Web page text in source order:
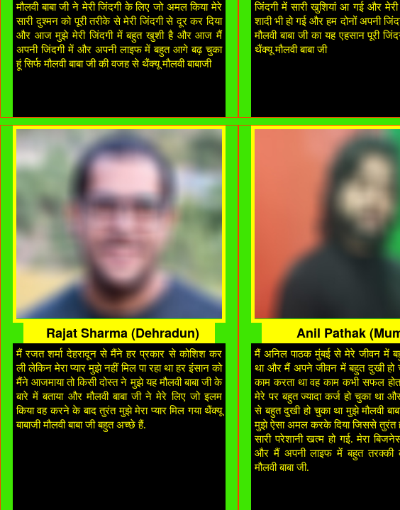
मौलवी बाबा जी ने मेरी जिंदगी के लिए जो अमल किया मेरे
सारी दुश्मन को पूरी तरीके से मेरी जिंदगी से दूर कर दिया
और आज मुझे मेरी जिंदगी में बहुत खुशी है और आज मैं
अपनी जिंदगी में और अपनी लाइफ में बहुत आगे बढ़ चुका
हूं सिर्फ मौलवी बाबा जी की वजह से थैंक्यू मौलवी बाबाजी
जिंदगी में सारी खुशियां आ गई और
शादी भी हो गई और हम दोनों अपनी
मौलवी बाबा जी का यह एहसान पूरी
थैंक्यू मौलवी बाबा जी
Rajat Sharma (Dehradun)
मैं रजत शर्मा देहरादून से मैंने हर प्रकार से कोशिश कर
ली लेकिन मेरा प्यार मुझे नहीं मिल पा रहा था हर इंसान को
मैंने आजमाया तो किसी दोस्त ने मुझे यह मौलवी बाबा जी के
बारे में बताया और मौलवी बाबा जी ने मेरे लिए जो इलम
किया वह करने के बाद तुरंत मुझे मेरा प्यार मिल गया थैंक्यू
बाबाजी मौलवी बाबा जी बहुत अच्छे हैं.
Anil Pathak
मैं अनिल पाठक मुंबई से मेरे जीवन में
था और मैं अपने जीवन में बहुत दुखी हो
काम करता था वह काम कभी सफल
मेरे पर बहुत ज्यादा कर्ज हो चुका था
से बहुत दुखी हो चुका था मुझे मौलवी
मुझे ऐसा अमल करके दिया जिससे तुरंत
सारी परेशानी खत्म हो गई. मेरा
और मैं अपनी लाइफ में बहुत तरक्की
मौलवी बाबा जी.